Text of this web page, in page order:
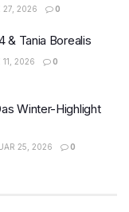
27, 2026 0
& Tania Borealis
11, 2026 0
Winter-Highlight
25, 2026 0